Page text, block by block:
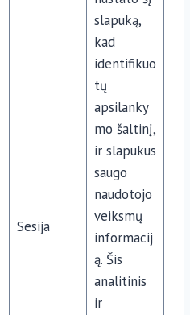
Sesija
slapuką,
kad
identifikuo
tų
apsilanky
mo šaltinį,
ir slapukus
saugo
naudotojo
veiksmų
informacij
ą. Šis
analitinis
ir